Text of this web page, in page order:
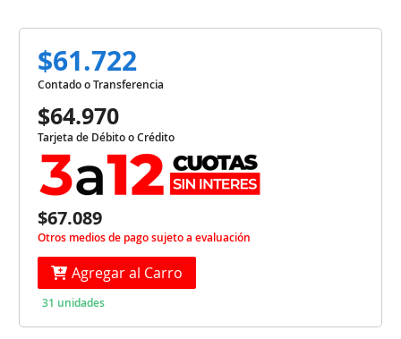
$61.722
Contado o Transferencia
$64.970
Tarjeta de Débito o Crédito
$67.089
Otros medios de pago sujeto a evaluación
Agregar al Carro
31 unidades